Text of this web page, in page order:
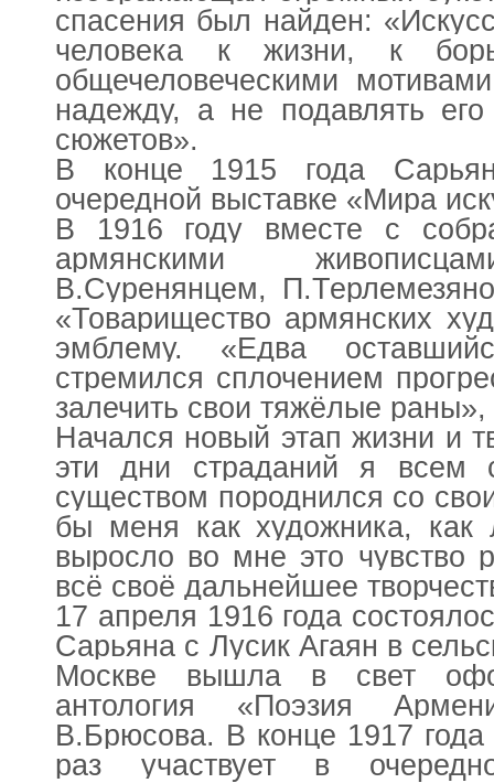
спасения был найден:
человека к жизни, к
общечеловеческими
надежду, а не подавлять
сюжетов».
В конце 1915 года
очередной выставке «Мира
В 1916 году вместе с
армянскими
В.Суренянцем,
«Товарищество армянских
эмблему. «Едва
стремился сплочением
залечить свои тяжёлые
Начался новый этап жизни и
эти дни страданий я всем
существом породнился со
бы меня как художника, как
выросло во мне это чувство
всё своё дальнейшее
17 апреля 1916 года
Сарьяна с Лусик Агаян в
Москве вышла в свет
антология «Поэзия
В.Брюсова. В конце 1917
раз участвует в